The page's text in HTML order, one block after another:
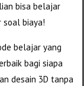
bisa belajar
biaya!
belajar yang
bagi siapa
desain 3D tanpa